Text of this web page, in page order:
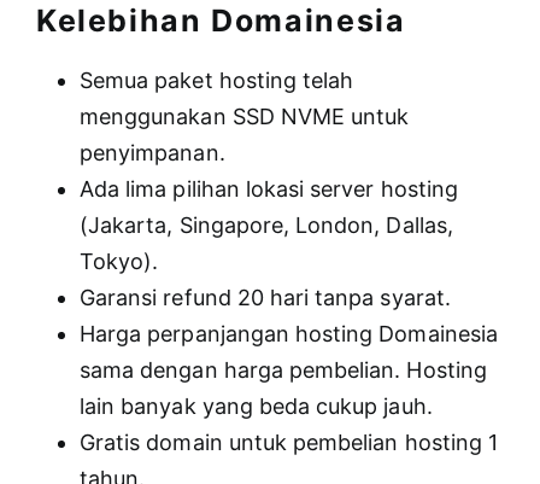
Kelebihan Domainesia
Semua paket hosting telah
menggunakan SSD NVME untuk
penyimpanan.
Ada lima pilihan lokasi server hosting
(Jakarta, Singapore, London, Dallas,
Tokyo).
Garansi refund 20 hari tanpa syarat.
Harga perpanjangan hosting Domainesia
sama dengan harga pembelian. Hosting
lain banyak yang beda cukup jauh.
Gratis domain untuk pembelian hosting 1
tahun.